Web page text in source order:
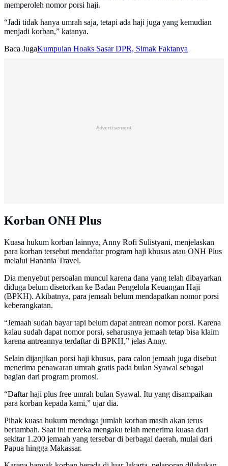
memperoleh nomor porsi haji.
“Jadi tidak hanya umrah saja, tetapi ada haji juga yang kemudian
menjadi korban,” katanya.
Baca JugaKumpulan Hoaks Sasar DPR, Simak Faktanya
Advertisement
Korban ONH Plus
Kuasa hukum korban lainnya, Anny Rofi Sulistyani, menjelaskan
para korban tersebut mendaftar program haji khusus atau ONH Plus
melalui Hanania Travel.
Dia menyebut persoalan muncul karena dana yang telah dibayarkan
diduga belum disetorkan ke Badan Pengelola Keuangan Haji
(BPKH). Akibatnya, para jemaah belum mendapatkan nomor porsi
keberangkatan.
“Jemaah sudah bayar tapi belum dapat antrean nomor porsi. Karena
kalau sudah dapat nomor porsi, seharusnya jemaah tetap bisa klaim
karena antreannya terdaftar di BPKH,” jelas Anny.
Selain dijanjikan porsi haji khusus, para calon jemaah juga disebut
menerima penawaran umrah gratis pada bulan Syawal sebagai
bagian dari program promosi.
“Daftar haji plus free umrah bulan Syawal. Itu yang disampaikan
para korban kepada kami,” ujar dia.
Pihak kuasa hukum menduga jumlah korban masih akan terus
bertambah. Saat ini mereka mengaku telah menerima kuasa dari
sekitar 1.200 jemaah yang tersebar di berbagai daerah, mulai dari
Papua hingga Makassar.